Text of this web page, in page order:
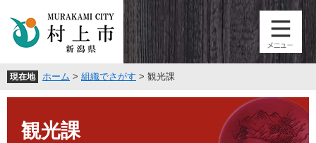
頭
で
飛
ば
現在地 ホーム > 組織でさがす > 観光課
観光課